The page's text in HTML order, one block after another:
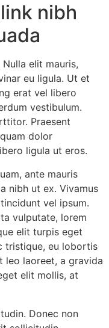
nibh
elit mauris,
eu ligula. Ut et
erat vel libero
vestibulum.
Praesent
dolor
ligula ut eros.
ante mauris
nibh ut ex. Vivamus
vel ipsum.
vulputate, lorem
elit turpis eget
tristique, eu lobortis
leo laoreet, a gravida
elit mollis, at
Donec non